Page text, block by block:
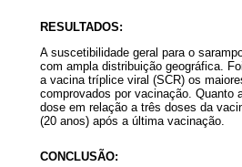
RESULTADOS:
A suscetibilidade geral para o
com ampla distribuição geográfica.
a vacina tríplice viral (SCR) os
comprovados por vacinação. Quanto
dose em relação a três doses da
(20 anos) após a última vacinação.
CONCLUSÃO: